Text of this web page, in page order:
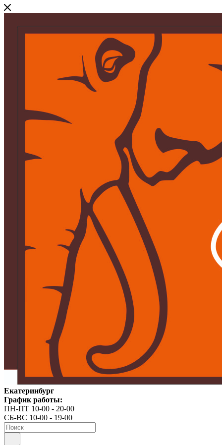
Екатеринбург
График работы:
ПН-ПТ 10-00 - 20-00
СБ-ВС 10-00 - 19-00